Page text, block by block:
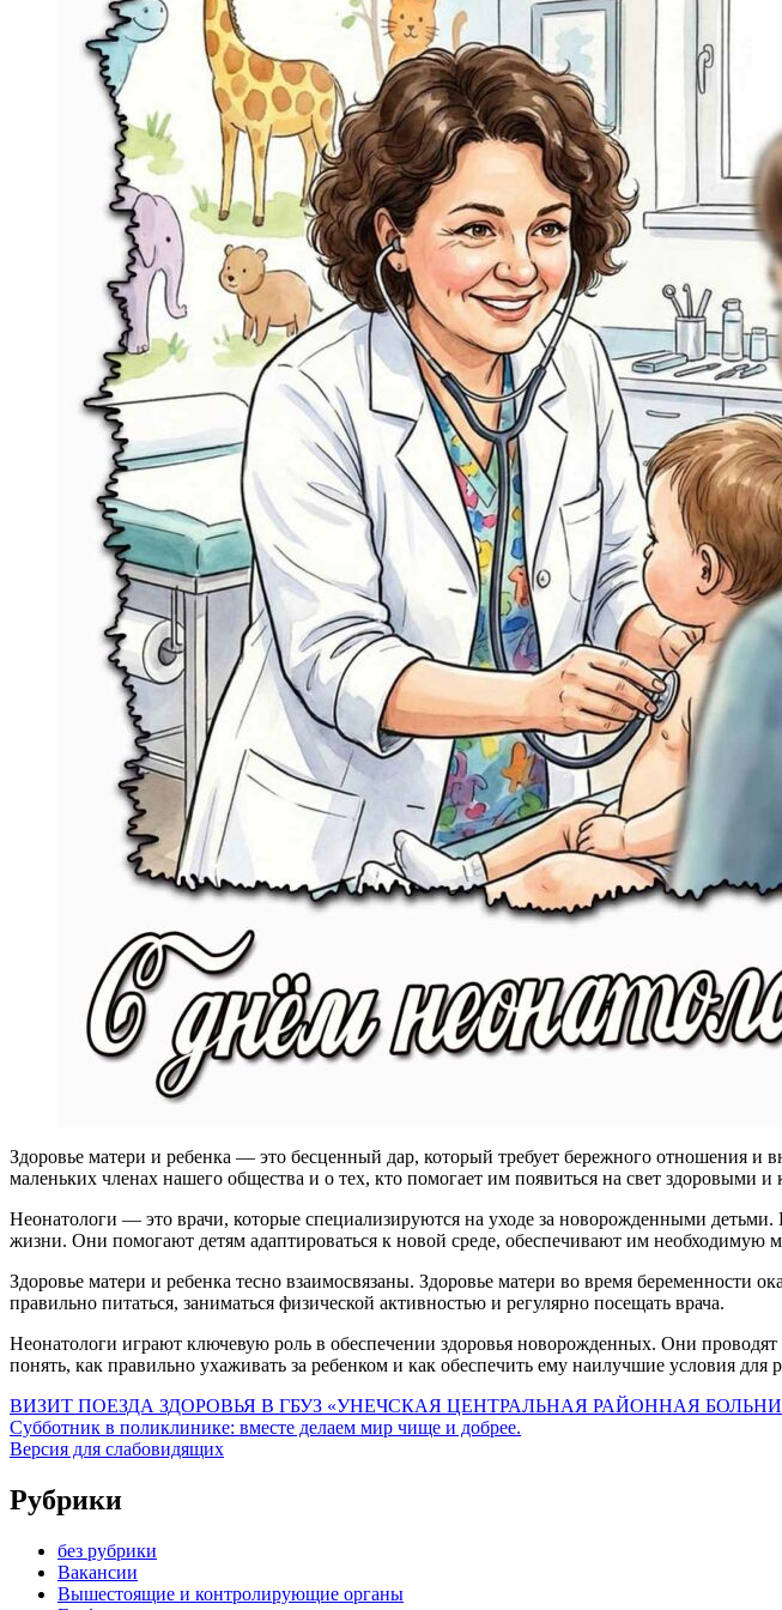
Здоровье матери и ребенка — это бесценный дар, который требует бережного отношения
маленьких членах нашего общества и о тех, кто помогает им появиться на свет здоровыми и
Неонатологи — это врачи, которые специализируются на уходе за новорожденными
жизни. Они помогают детям адаптироваться к новой среде, обеспечивают им
Здоровье матери и ребенка тесно взаимосвязаны. Здоровье матери во время беременности
правильно питаться, заниматься физической активностью и регулярно посещать врача.
Неонатологи играют ключевую роль в обеспечении здоровья новорожденных. Они
понять, как правильно ухаживать за ребенком и как обеспечить ему наилучшие условия для
ВИЗИТ ПОЕЗДА ЗДОРОВЬЯ В ГБУЗ «УНЕЧСКАЯ ЦЕНТРАЛЬНАЯ РАЙОННАЯ
Субботник в поликлинике: вместе делаем мир чище и добрее.
Версия для слабовидящих
Рубрики
без рубрики
Вакансии
Вышестоящие и контролирующие органы